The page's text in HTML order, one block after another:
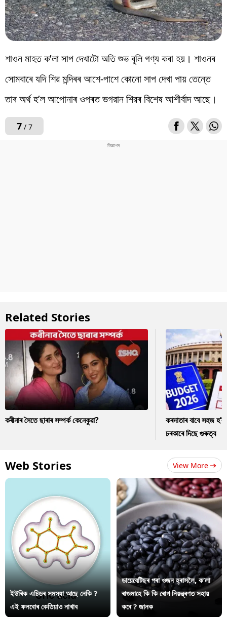
শাওন মাহত ক’লা সাপ দেখাটো অতি শুভ বুলি গণ্য কৰা হয়। শাওনৰ
সোমবাৰে যদি শিৱ মন্দিৰৰ আশে-পাশে কোনো সাপ দেখা পায় তেন্তে
তাৰ অৰ্থ হ’ল আপোনাৰ ওপৰত ভগৱান শিৱৰ বিশেষ আশীৰ্বাদ আছে।
7/ 7
Related Stories
কৰীনাৰ সৈতে ছাৰাৰ সম্পৰ্ক কেনেকুৱা?
কৰদাতাৰ বাবে সহজ
চৰকাৰে দিছে গুৰুত্ব
Web Stories View More
ইউৰিক এচিডৰ সমস্যা আছে নেকি ?
এই ফলবোৰ কেতিয়াও নাখাব
ডায়েবেটিছৰ পৰা ওজন হ্ৰাসলৈ, ক’লা
ৰাজমাহে কি কি ৰোগ নিয়ন্ত্ৰণত সহায়
কৰে ? জানক